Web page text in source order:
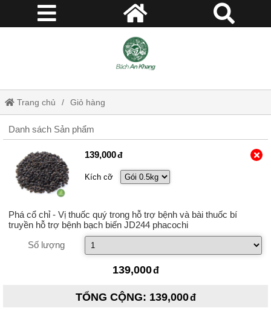
Trang chủ Giỏ hàng
Danh sách Sản phẩm
139,000
Kích cỡ
Phá cổ chỉ - Vị thuốc quý trong hỗ trợ bệnh và bài thuốc bí
truyền hỗ trợ bệnh bạch biến JD244 phacochi
Số lượng
139,000
TỔNG CỘNG: 139,000